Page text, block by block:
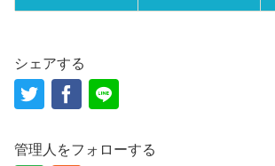
シェアする
管理人をフォローする